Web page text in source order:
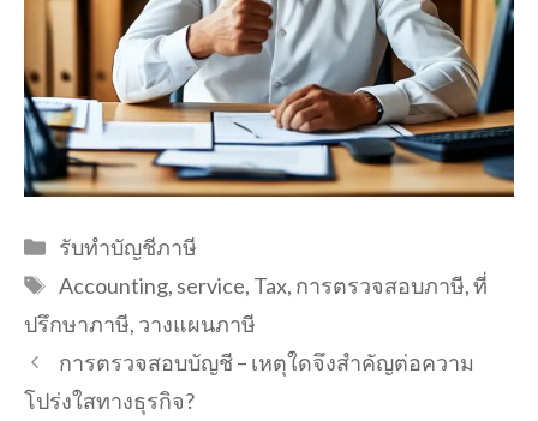
Categories
รับทำบัญชีภาษี
Tags
Accounting, service, Tax, การตรวจสอบภาษี,ที่
ปรึกษาภาษี, วางแผนภาษี
การตรวจสอบบัญชี – เหตุใดจึงสำคัญต่อความ
โปร่งใสทางธุรกิจ?